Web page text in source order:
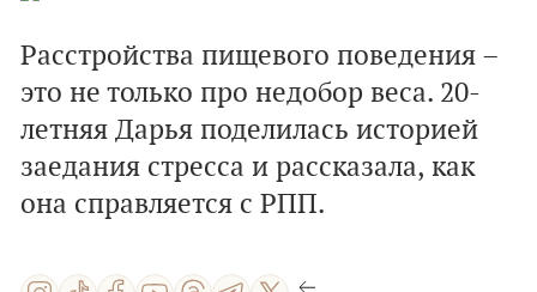
Расстройства пищевого поведения –
это не только про недобор веса. 20-
летняя Дарья поделилась историей
заедания стресса и рассказала, как
она справляется с РПП.